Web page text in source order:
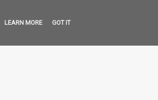
LEARN MORE GOT IT